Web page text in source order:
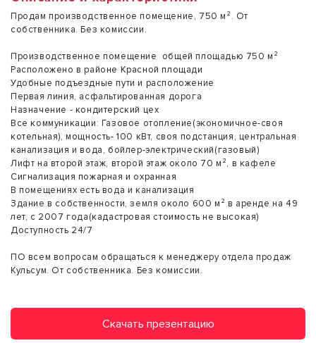
Продам производственное помещение, 750 м². От
собственника. Без комиссии.
Производственное помещение общей площадью 750 м²
Расположено в районе Красной площади
Удобные подъездные пути и расположение
Первая линия, асфальтированная дорога
Назначение - кондитерский цех
Все коммуникации: Газовое отопление(экономичное-своя
котельная), мощность- 100 кВт, своя подстанция, центральная
канализация и вода, бойлер-электрический(газовый)
Лифт на второй этаж, второй этаж около 70 м², в кафеле
Сигнализация пожарная и охранная
В помещениях есть вода и канализация
Здание в собственности, земля около 600 м² в аренде на 49
лет, с 2007 года(кадастровая стоимость не высокая)
Доступность 24/7
ПО всем вопросам обращаться к менеджеру отдела продаж
Кульсум. От собственника. Без комиссии.
Скачать презентацию